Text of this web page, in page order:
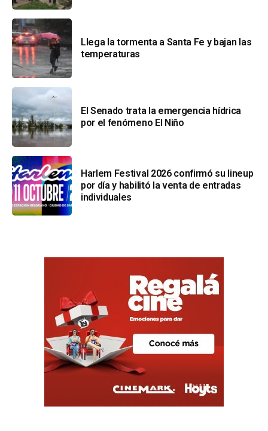
Llega la tormenta a Santa Fe y bajan las
temperaturas
El Senado trata la emergencia hídrica
por el fenómeno El Niño
Harlem Festival 2026 confirmó su lineup
por día y habilitó la venta de entradas
individuales